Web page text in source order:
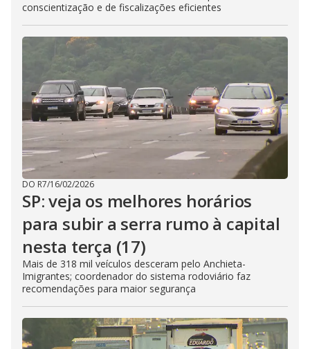
conscientização e de fiscalizações eficientes
DO R7/16/02/2026
SP: veja os melhores horários
para subir a serra rumo à capital
nesta terça (17)
Mais de 318 mil veículos desceram pelo Anchieta-
Imigrantes; coordenador do sistema rodoviário faz
recomendações para maior segurança